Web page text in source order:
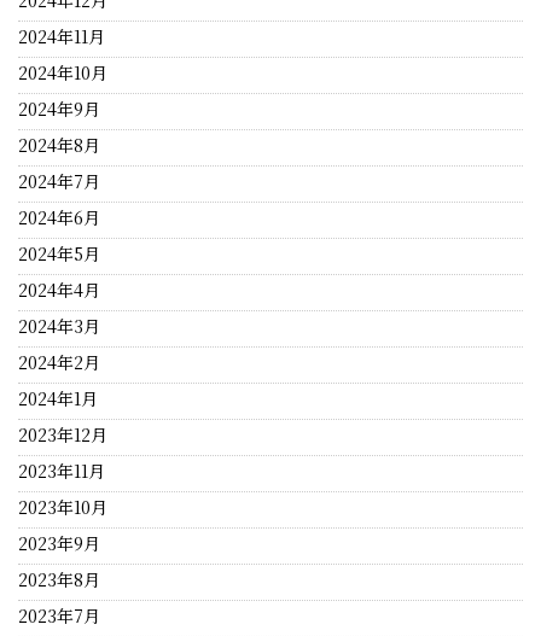
2024年11月
2024年10月
2024年9月
2024年8月
2024年7月
2024年6月
2024年5月
2024年4月
2024年3月
2024年2月
2024年1月
2023年12月
2023年11月
2023年10月
2023年9月
2023年8月
2023年7月